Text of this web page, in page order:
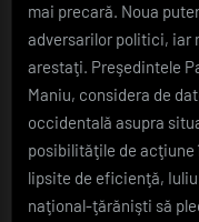
mai precară. Noua
adversarilor politici, iar
arestaţi. Preşedintele
Maniu, considera de
occidentală asupra
posibilităţile de acţiune
lipsite de eficienţă,
naţional-ţărănişti să